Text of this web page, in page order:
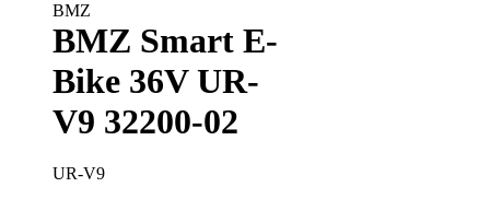
BMZ
BMZ Smart E-
Bike 36V UR-
V9 32200-02
UR-V9